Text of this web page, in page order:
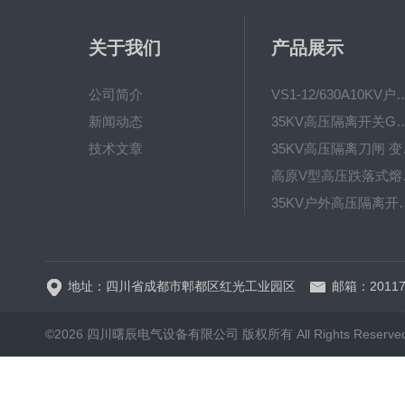
关于我们
公司简介
新闻动态
技术文章
产品展示
VS1-12/630A10KV
35KV高压隔离开关
高
35KV户外
地址：四川省成都市郫都区红光工业园区 邮箱：
©2026 四川曙辰电气设备有限公司 版权所有 All Rights